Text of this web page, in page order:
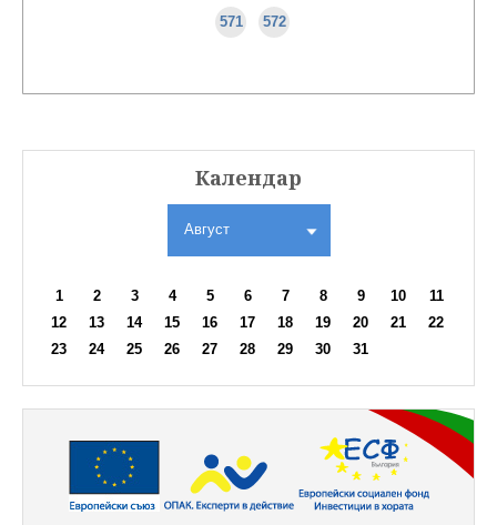
571 572
Календар
Август
1 2 3 4 5 6 7 8 9 10
11
12
13 14 15 16 17 18 19 20 21
22
23
24 25 26 27 28 29 30 31